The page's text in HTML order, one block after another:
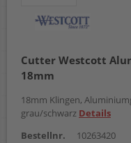
Cutter Westcott
18mm
18mm Klingen,
grau/schwarz Details
Bestellnr.
10263420